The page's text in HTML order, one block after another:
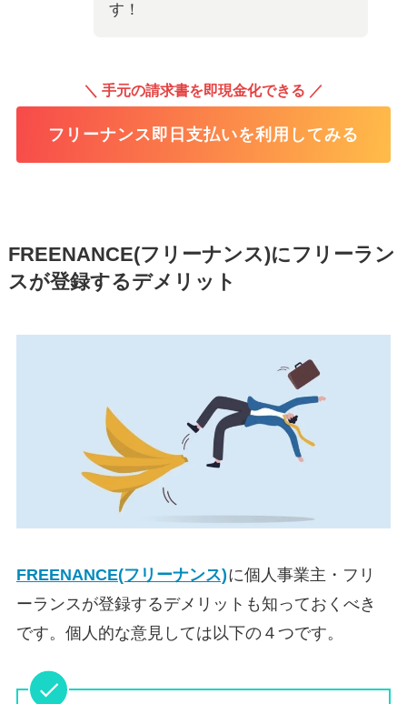
す！
＼ 手元の請求書を即現金化できる ／
フリーナンス即日支払いを利用してみる
FREENANCE(フリーナンス)にフリーラン
スが登録するデメリット
FREENANCE(フリーナンス)に個人事業主・フリ
ーランスが登録するデメリットも知っておくべき
です。個人的な意見しては以下の４つです。